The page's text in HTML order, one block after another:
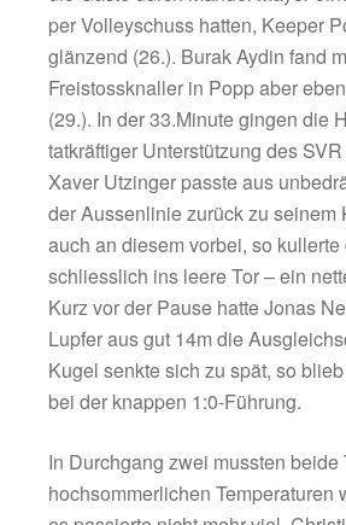
TSV Siegsdorf 2 -- SV
In einem über weite
Derby trennten sich der
vom Lokalrivalen und
Ruhpolding am Ende
Zunächst begann beide
nervös, es dauerte bis
die Gäste durch Manuel
per Volleyschuss hatten,
glänzend (26.). Burak
(29.). In der 33.Minute
tatkräftiger Unterstützung